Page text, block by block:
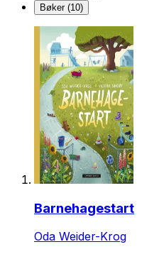
Bøker (10)
Barnehagestart
Oda Weider-Krog